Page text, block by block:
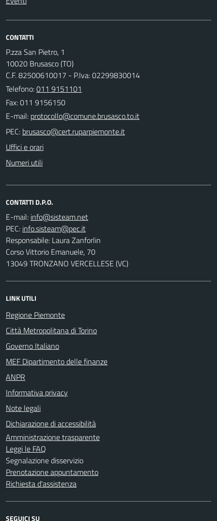
CONTATTI
P.zza San Pietro, 1
10020 Brusasco (TO)
C.F. 82500610017 - P.Iva: 02299830014
Telefono:011 9151101
Fax: 011 9156150
E-mail:
PEC:
Uffici e orari
Numeri utili
CONTATTI D.P.O.
E-mail:
PEC:
Responsabile: Laura Zanforlin
Corso Vittorio Emanuele, 70
13049 TRONZANO VERCELLESE (VC)
LINK UTILI
Regione Piemonte
Città Metropolitana di Torino
Governo Italiano
MEF Dipartimento delle finanze
ANPR
Informativa privacy
Note legali
Dichiarazione di accessibilità
Amministrazione trasparente
Leggi le FAQ
Segnalazione disservizio
Prenotazione appuntamento
Richiesta d'assistenza
SEGUICI SU